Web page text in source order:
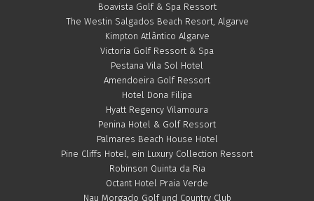
Boavista Golf & Spa Ressort
The Westin Salgados Beach Resort, Algarve
Kimpton Atlântico Algarve
Victoria Golf Ressort & Spa
Pestana Vila Sol Hotel
Amendoeira Golf Ressort
Hotel Dona Filipa
Hyatt Regency Vilamoura
Penina Hotel & Golf Ressort
Palmares Beach House Hotel
Pine Cliffs Hotel, ein Luxury Collection Ressort
Robinson Quinta da Ria
Octant Hotel Praia Verde
Nau Morgado Golf und Country Club